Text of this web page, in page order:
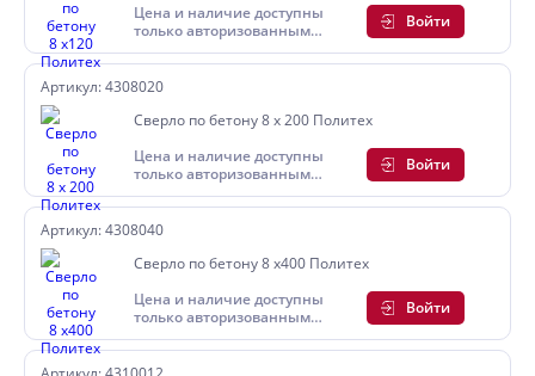
Цена и наличие доступны
только авторизованным
пользователям
Войти
Артикул: 4308020
Сверло по бетону 8 х 200 Политех
Цена и наличие доступны
только авторизованным
пользователям
Войти
Артикул: 4308040
Сверло по бетону 8 х400 Политех
Цена и наличие доступны
только авторизованным
пользователям
Войти